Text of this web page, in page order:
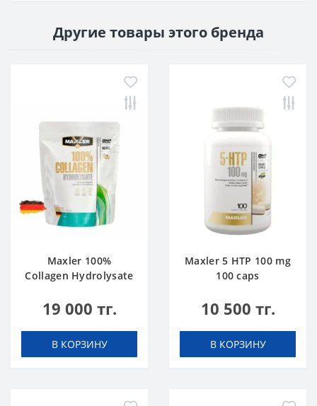
Другие товары этого бренда
Maxler 100%
Collagen Hydrolysate
19 000 тг.
В КОРЗИНУ
Maxler 5 HTP 100 mg
100 caps
10 500 тг.
В КОРЗИНУ